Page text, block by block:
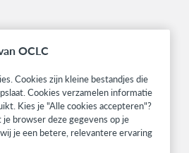
OCLC
Cookies zijn kleine bestandjes die
Cookies verzamelen informatie
Kies je "Alle cookies accepteren"?
browser deze gegevens op je
je een betere, relevantere ervaring